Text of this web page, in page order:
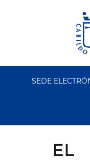
Segundo
SEDE
EL